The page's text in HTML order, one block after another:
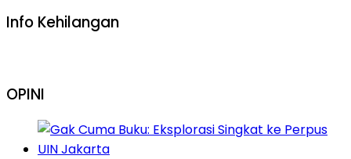
Info Kehilangan
OPINI